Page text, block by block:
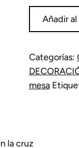
cobre
alto
cantidad
Añadir
Categorías:
mesa